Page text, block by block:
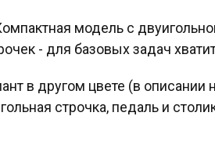
модель с
- для базовых задач
в другом цвете (в описании
строчка, педаль и